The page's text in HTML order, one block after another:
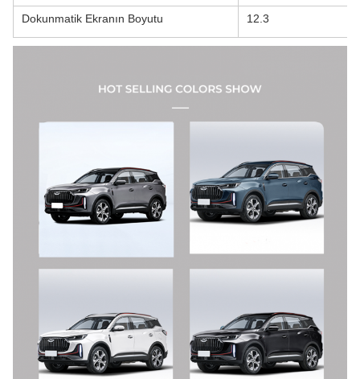
Dokunmatik Ekranın Boyutu 12.3